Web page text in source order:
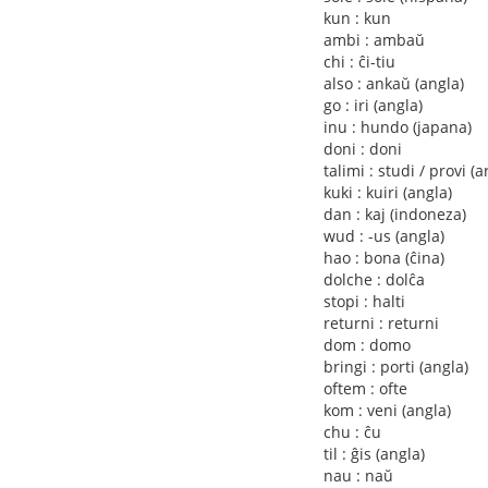
kun : kun
ambi : ambaŭ
chi : ĉi-tiu
also : ankaŭ (angla)
go : iri (angla)
inu : hundo (japana)
doni : doni
talimi : studi / provi
kuki : kuiri (angla)
dan : kaj (indoneza)
wud : -us (angla)
hao : bona (ĉina)
dolche : dolĉa
stopi : halti
returni : returni
dom : domo
bringi : porti (angla)
oftem : ofte
kom : veni (angla)
chu : ĉu
til : ĝis (angla)
nau : naŭ